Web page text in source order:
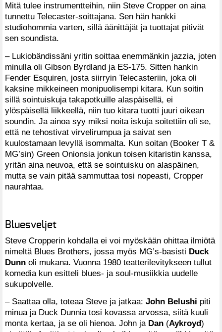
Mitä tulee instrumentteihin, niin Steve Cropper on aina
tunnettu Telecaster-soittajana. Sen hän hankki
studiohommia varten, sillä äänittäjät ja tuottajat pitivät
sen soundista.
– Lukiobändissäni yritin soittaa enemmänkin jazzia, joten
minulla oli Gibson Byrdland ja ES-175. Sitten hankin
Fender Esquiren, josta siirryin Telecasteriin, joka oli
kaksine mikkeineen monipuolisempi kitara. Kun soitin
sillä sointuiskuja takapotkuille alaspäisellä, ei
ylöspäisellä liikkeellä, niin tuo kitara tuotti juuri oikean
soundin. Ja ainoa syy miksi noita iskuja soitettiin oli se,
että ne tehostivat virvelirumpua ja saivat sen
kuulostamaan levyllä isommalta. Kun soitan (Booker T &
MG’sin) Green Onionsia jonkun toisen kitaristin kanssa,
yritän aina neuvoa, että se sointuisku on alaspäinen,
mutta se vain pitää sammuttaa tosi nopeasti, Cropper
naurahtaa.
Bluesveljet
Steve Cropperin kohdalla ei voi myöskään ohittaa ilmiötä
nimeltä Blues Brothers, jossa myös MG’s-basisti Duck
Dunn oli mukana. Vuonna 1980 teatterilevitykseen tullut
komedia kun esitteli blues- ja soul-musiikkia uudelle
sukupolvelle.
– Saattaa olla, toteaa Steve ja jatkaa: John Belushi piti
minua ja Duck Dunnia tosi kovassa arvossa, siitä kuuli
monta kertaa, ja se oli hienoa. John ja Dan (Aykroyd)